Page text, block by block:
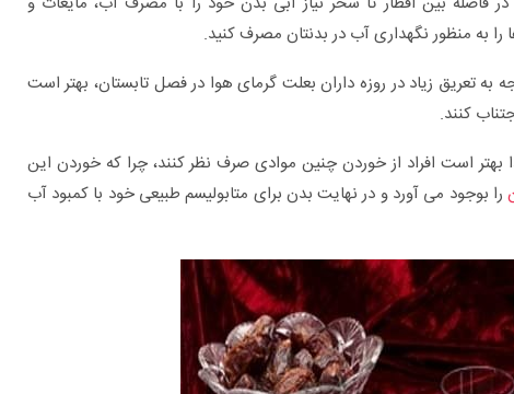
به منظور نگهداری آب در بدنتان مصرف کنید.
به تعریق زیاد در روزه داران بعلت گرمای هوا در فصل تابستان، بهتر است
کنند.
است افراد از خوردن چنین موادی صرف نظر کنند، چرا که خوردن این
را بوجود می آورد و در نهایت بدن برای متابولیسم طبیعی خود با کمبود آب